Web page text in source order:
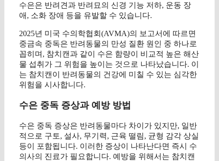
수은은 반려견과 반려묘의 신경 기능 저하, 운동 장
애, 소화 장애 등을 유발할 수 있습니다.
2025년 미국 수의학협회(AVMA)의 보고서에 따르면
중금속 중독은 반려동물의 만성 질환 원인 중 하나로
꼽히며, 참치캔과 같이 수은 함량이 비교적 높은 해산
물 섭취가 그 위험을 높이는 것으로 나타났습니다. 이
는 참치캔이 반려동물의 건강에 미칠 수 있는 심각한
위험을 시사합니다.
수은 중독 증상과 예방 방법
수은 중독 증상은 반려동물마다 차이가 있지만, 일반
적으로 구토, 설사, 무기력, 근육 떨림, 균형 감각 상실
등이 포함됩니다. 이러한 증상이 나타난다면 즉시 수
의사의 진료가 필요합니다. 예방을 위해서는 참치캔